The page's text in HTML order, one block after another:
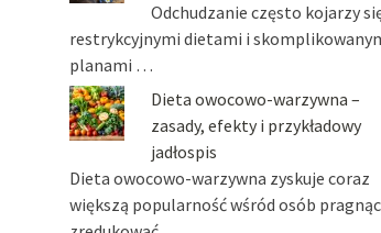
Odchudzanie często kojarzy
restrykcyjnymi dietami i
planami …
Dieta owocowo-warzywna –
zasady, efekty i przykładowy
jadłospis
Dieta owocowo-warzywna zyskuje coraz
większą popularność wśród osób